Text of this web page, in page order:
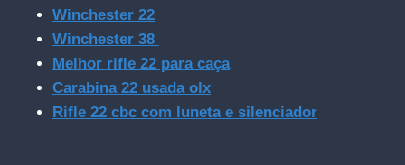
Winchester 22
Winchester 38
Melhor rifle 22 para caça
Carabina 22 usada olx
Rifle 22 cbc com luneta e silenciador